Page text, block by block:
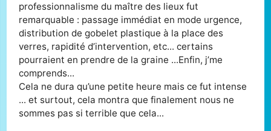
professionnalisme du maître des lieux fut
remarquable : passage immédiat en mode urgence,
distribution de gobelet plastique à la place des
verres, rapidité d’intervention, etc... certains
pourraient en prendre de la graine ...Enfin, j’me
comprends...
Cela ne dura qu’une petite heure mais ce fut intense
... et surtout, cela montra que finalement nous ne
sommes pas si terrible que cela...